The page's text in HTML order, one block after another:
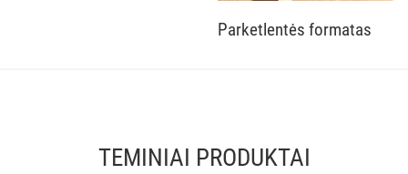
Parketlentės formatas
TEMINIAI PRODUKTAI